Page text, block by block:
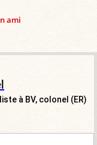
ami
à BV, colonel (ER)